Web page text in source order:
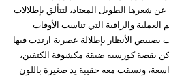
شعرها الطويل المعتاد، لتتألق بإطلالات
والراقية التي تناسب الأوقات
بصيبص الأنظار بإطلالة عصرية ارتدت فيها
بقصة كورسيه ضيقة مكشوفة الكتفين،
ونسقت معه حقيبة يد صغيرة باللون